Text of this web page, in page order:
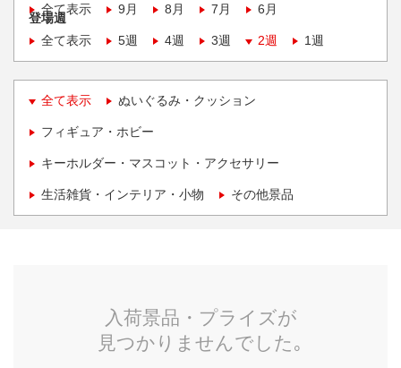
全て表示
9月 8月 7月 6月
登場週
全て表示
5週 4週 3週 2週 1週
全て表示 ぬいぐるみ・クッション
フィギュア・ホビー
キーホルダー・マスコット・アクセサリー
生活雑貨・インテリア・小物 その他景品